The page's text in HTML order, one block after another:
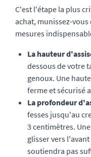
C'est l'étape la plus
achat, munissez-
mesures
La hauteur
dessous de votre
genoux. Une
ferme et sécurisé
La profondeur
fesses jusqu'au
3 centimètres.
glisser vers
soutiendra pas